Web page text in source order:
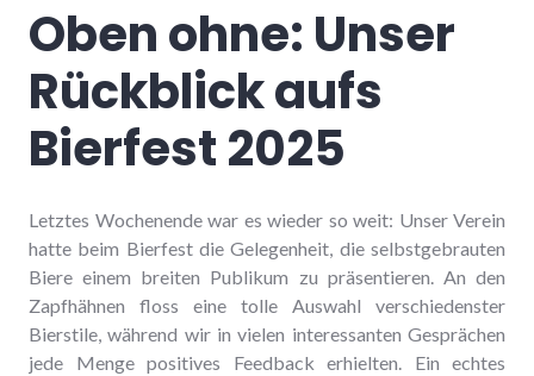
Oben ohne: Unser
Rückblick aufs
Bierfest 2025
Letztes Wochenende war es wieder so weit: Unser Verein
hatte beim Bierfest die Gelegenheit, die selbstgebrauten
Biere einem breiten Publikum zu präsentieren. An den
Zapfhähnen floss eine tolle Auswahl verschiedenster
Bierstile, während wir in vielen interessanten Gesprächen
jede Menge positives Feedback erhielten. Ein echtes